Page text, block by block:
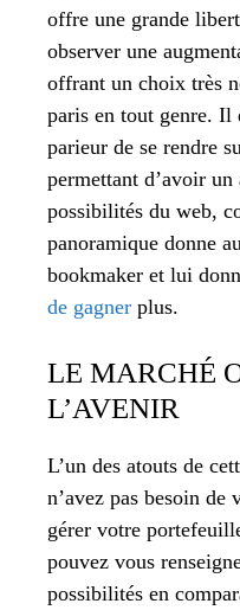
offre une grande
observer une
offrant un choix très
paris en tout genre. Il
parieur de se rendre
permettant d’avoir un
possibilités du web,
panoramique donne
bookmaker et lui
de gagner plus.
LE MARCHÉ
L’AVENIR
L’un des atouts de
n’avez pas besoin de
gérer votre
pouvez vous
possibilités en